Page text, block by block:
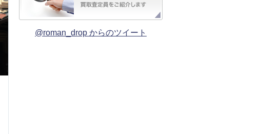
@roman_drop からのツイート